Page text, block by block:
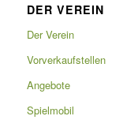
DER VEREIN
Der Verein
Vorverkaufstellen
Angebote
Spielmobil